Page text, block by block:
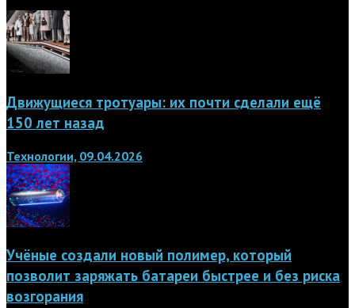
Движущиеся тротуары: их почти сделали ещё
150 лет назад
Технологии, 09.04.2026
Учёные создали новый полимер, который
позволит заряжать батареи быстрее и без риска
возгорания